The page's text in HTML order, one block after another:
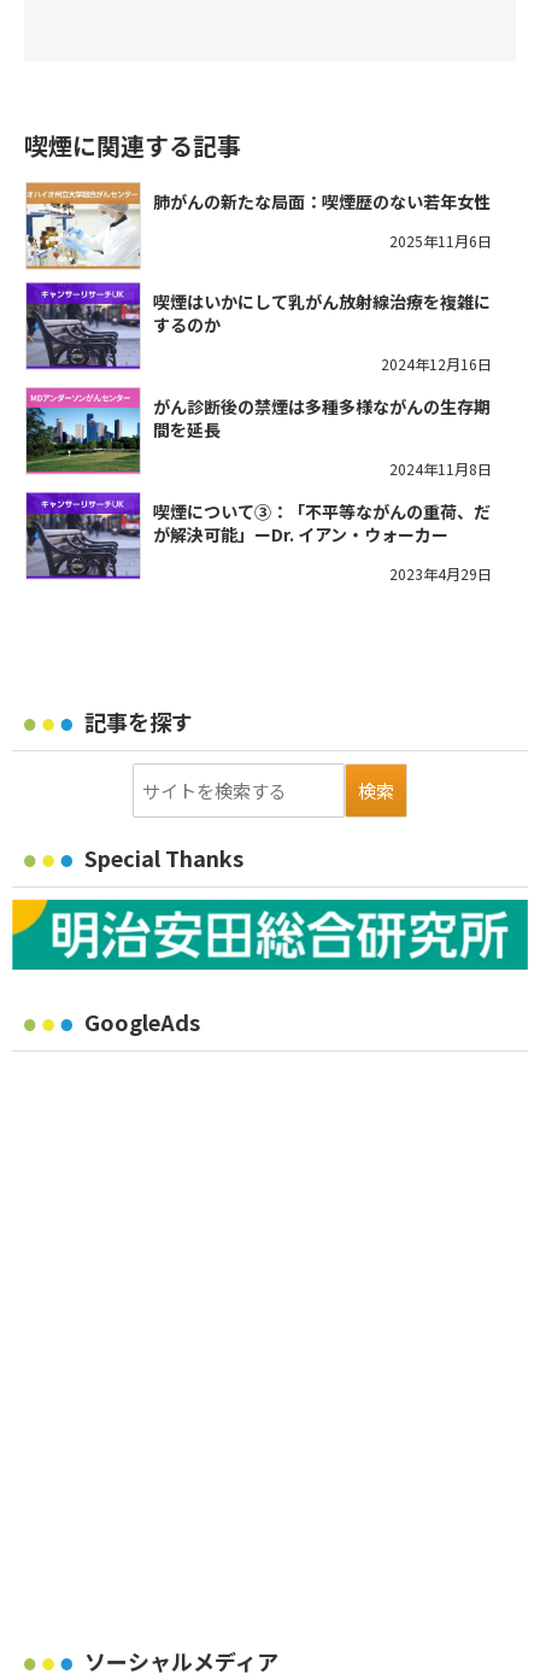
喫煙に関連する記事
肺がんの新たな局面：喫煙歴のない若年女性
2025年11月6日
喫煙はいかにして乳がん放射線治療を複雑に
するのか
2024年12月16日
がん診断後の禁煙は多種多様ながんの生存期
間を延長
2024年11月8日
喫煙について③：「不平等ながんの重荷、だ
が解決可能」ーDr. イアン・ウォーカー
2023年4月29日
記事を探す
Special Thanks
GoogleAds
ソーシャルメディア